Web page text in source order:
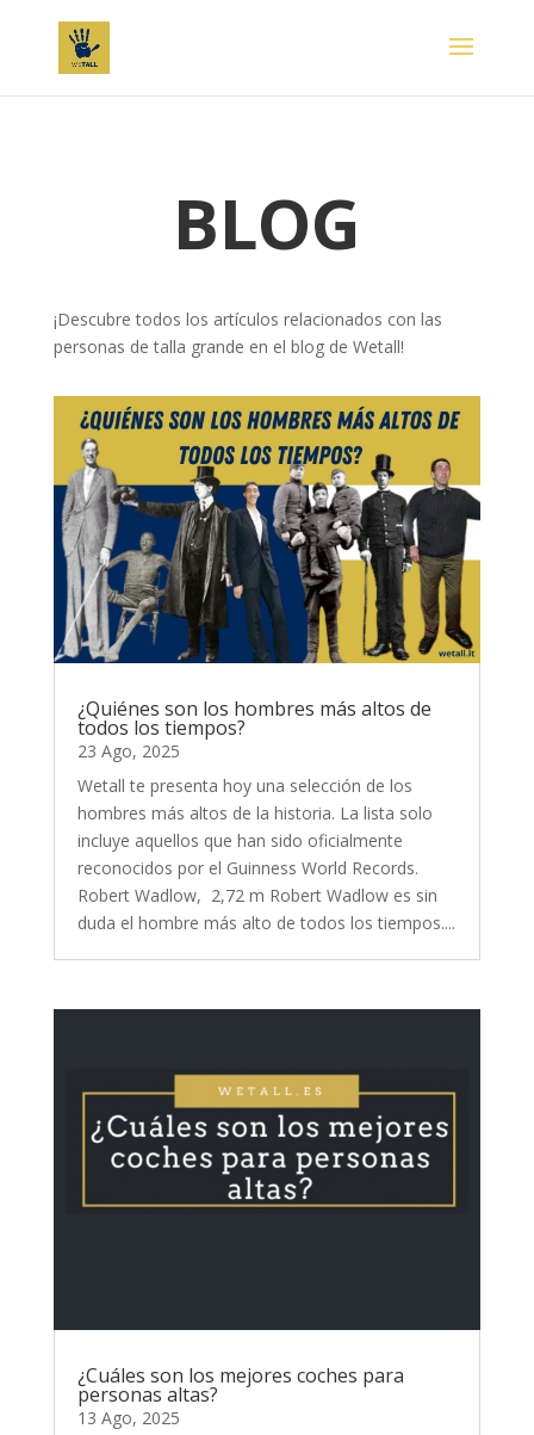
BLOG
¡Descubre todos los artículos relacionados con las
personas de talla grande en el blog de Wetall!
¿Quiénes son los hombres más altos de
todos los tiempos?
23 Ago, 2025
Wetall te presenta hoy una selección de los
hombres más altos de la historia. La lista solo
incluye aquellos que han sido oficialmente
reconocidos por el Guinness World Records.
Robert Wadlow, 2,72 m Robert Wadlow es sin
duda el hombre más alto de todos los tiempos....
¿Cuáles son los mejores coches para
personas altas?
13 Ago, 2025